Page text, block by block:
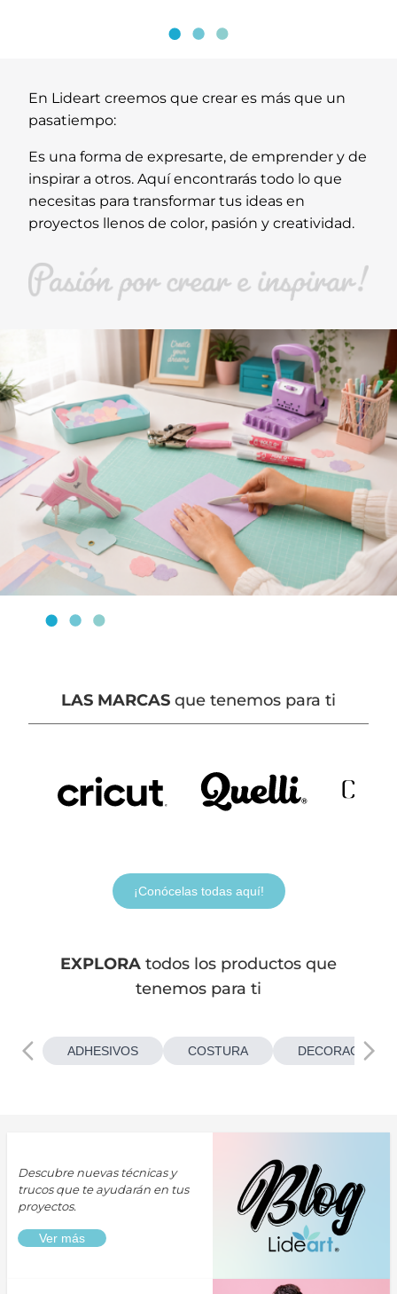
En Lideart creemos que crear es más que un
pasatiempo:
Es una forma de expresarte, de emprender y de
inspirar a otros. Aquí encontrarás todo lo que
necesitas para transformar tus ideas en
proyectos llenos de color, pasión y creatividad.
LAS MARCAS que tenemos para ti
¡Conócelas todas aquí!
EXPLORA todos los productos que
tenemos para ti
ADHESIVOS COSTURA
Descubre nuevas técnicas y
trucos que te ayudarán en tus
proyectos.
Ver más